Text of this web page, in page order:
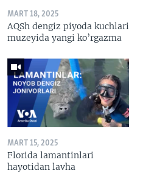
MART 18, 2025
AQSh dengiz piyoda kuchlari
muzeyida yangi ko’rgazma
MART 15, 2025
Florida lamantinlari
hayotidan lavha